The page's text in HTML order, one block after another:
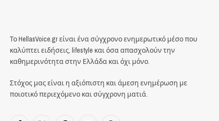
Το HellasVoice.gr είναι ένα σύγχρονο ενημερωτικό μέσο που
καλύπτει ειδήσεις, lifestyle και όσα απασχολούν την
καθημερινότητα στην Ελλάδα και όχι μόνο.
Στόχος μας είναι η αξιόπιστη και άμεση ενημέρωση με
ποιοτικό περιεχόμενο και σύγχρονη ματιά.